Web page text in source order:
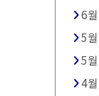
6
5
5
4